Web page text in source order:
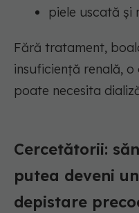
piele uscată și
Fără tratament,
insuficiență renală,
poate necesita
Cercetătorii:
putea deveni
depistare